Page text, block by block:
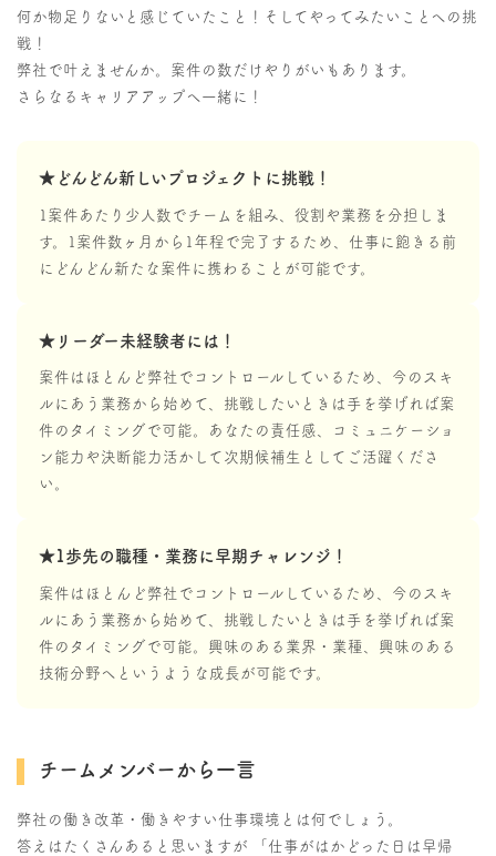
何か物足りないと感じていたこと！そしてやってみたいことへの挑
戦！
弊社で叶えませんか。案件の数だけやりがいもあります。
さらなるキャリアアップへ一緒に！
★どんどん新しいプロジェクトに挑戦！
1案件あたり少人数でチームを組み、役割や業務を分担しま
す。1案件数ヶ月から1年程で完了するため、仕事に飽きる前
にどんどん新たな案件に携わることが可能です。
★リーダー未経験者には！
案件はほとんど弊社でコントロールしているため、今のスキ
ルにあう業務から始めて、挑戦したいときは手を挙げれば案
件のタイミングで可能。あなたの責任感、コミュニケーショ
ン能力や決断能力活かして次期候補生としてご活躍くださ
い。
★1歩先の職種・業務に早期チャレンジ！
案件はほとんど弊社でコントロールしているため、今のスキ
ルにあう業務から始めて、挑戦したいときは手を挙げれば案
件のタイミングで可能。興味のある業界・業種、興味のある
技術分野へというような成長が可能です。
チームメンバーから一言
弊社の働き改革・働きやすい仕事環境とは何でしょう。
答えはたくさんあると思いますが 「仕事がはかどった日は早帰